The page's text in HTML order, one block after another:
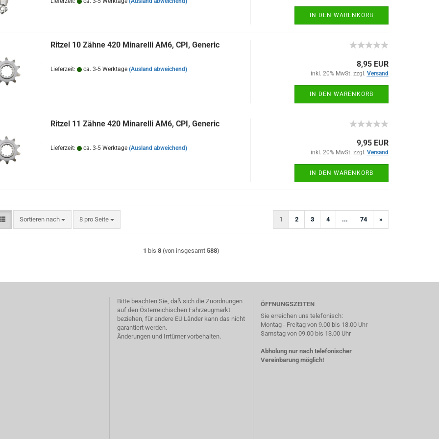
IN DEN WARENKORB
Ritzel 10 Zähne 420 Minarelli AM6, CPI, Generic
Lieferzeit: ca. 3-5 Werktage (Ausland abweichend)
8,95 EUR
inkl. 20% MwSt. zzgl. Versand
IN DEN WARENKORB
Ritzel 11 Zähne 420 Minarelli AM6, CPI, Generic
Lieferzeit: ca. 3-5 Werktage (Ausland abweichend)
9,95 EUR
inkl. 20% MwSt. zzgl. Versand
IN DEN WARENKORB
Sortieren nach
Sortieren nach 8 pro Seite
pro Seite 1 2 3 4 ... 74 »
1 bis8 (von insgesamt588)
Bitte beachten Sie, daß sich die Zuordnungen
auf den Österreichischen Fahrzeugmarkt
beziehen, für andere EU Länder kann das nicht
garantiert werden.
Änderungen und Irrtümer vorbehalten.
ÖFFNUNGSZEITEN
Sie erreichen uns telefonisch:
Montag - Freitag von 9.00 bis 18.00 Uhr
Samstag von 09.00 bis 13.00 Uhr
Abholung nur nach telefonischer
Vereinbarung möglich!